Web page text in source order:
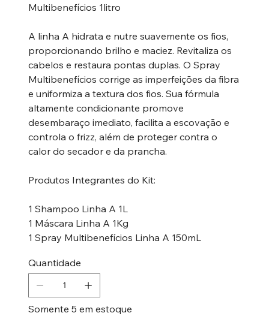
Multibenefícios 1litro
A linha A hidrata e nutre suavemente os fios,
proporcionando brilho e maciez. Revitaliza os
cabelos e restaura pontas duplas. O Spray
Multibenefícios corrige as imperfeições da fibra
e uniformiza a textura dos fios. Sua fórmula
altamente condicionante promove
desembaraço imediato, facilita a escovação e
controla o frizz, além de proteger contra o
calor do secador e da prancha.
Produtos Integrantes do Kit:
1 Shampoo Linha A 1L
1 Máscara Linha A 1Kg
1 Spray Multibenefícios Linha A 150mL
Quantidade
Somente 5 em estoque